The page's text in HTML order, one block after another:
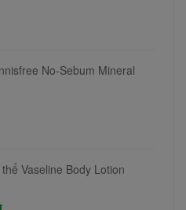
No-Sebum Mineral
Vaseline Body Lotion